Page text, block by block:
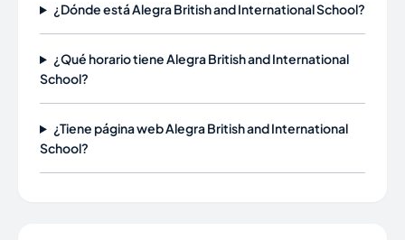
¿Dónde está Alegra British and International School?
¿Qué horario tiene Alegra British and International
School?
¿Tiene página web Alegra British and International
School?